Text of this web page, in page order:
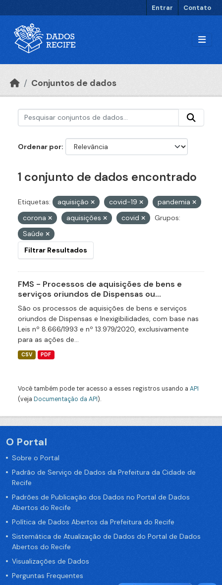
Entrar Contato
Conjuntos de dados
Ordenar por
1 conjunto de dados encontrado
Etiquetas: aquisição covid-19
pandemia
corona
aquisições covid
Grupos:
Saúde
Filtrar Resultados
FMS - Processos de aquisições de bens e
serviços oriundos de Dispensas ou...
São os processos de aquisições de bens e serviços
oriundos de Dispensas e Inexigibilidades, com base nas
Leis nº 8.666/1993 e nº 13.979/2020, exclusivamente
para as ações de...
CSV PDF
Você também pode ter acesso a esses registros usando a API
(veja Documentação da API).
O Portal
Sobre o Portal
Padrão de Serviço de Dados da Prefeitura da Cidade de
Recife
Padrões de Publicação dos Dados no Portal de Dados
Abertos do Recife
Política de Dados Abertos da Prefeitura do Recife
Sistemática de Atualização de Dados do Portal de Dados
Abertos do Recife
Visualizações de Dados
Perguntas Frequentes